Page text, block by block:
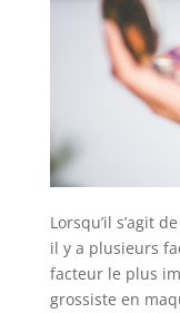
Lorsqu’il s’agit
il y a plusieurs
facteur le plus
grossiste en